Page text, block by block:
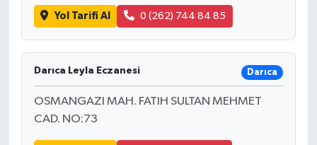
Yol Tarifi Al 0 (262) 744 84 85
Darıca Leyla Eczanesi Darıca
OSMANGAZI MAH. FATIH SULTAN MEHMET
CAD. NO:73